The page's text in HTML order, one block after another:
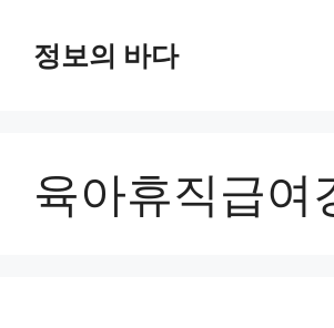
정보의 바다
육아휴직급여